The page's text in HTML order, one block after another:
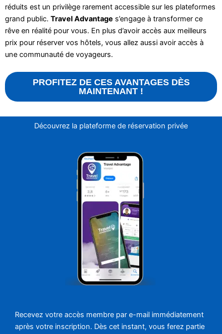
réduits est un privilège rarement accessible sur les plateformes
grand public. Travel Advantage s’engage à transformer ce
rêve en réalité pour vous. En plus d’avoir accès aux meilleurs
prix pour réserver vos hôtels, vous allez aussi avoir accès à
une communauté de voyageurs.
PROFITEZ DE CES AVANTAGES DÈS
MAINTENANT !
Découvrez la plateforme de réservation privée
Recevez votre accès membre par e-mail immédiatement
après votre inscription. Dès cet instant, vous ferez partie